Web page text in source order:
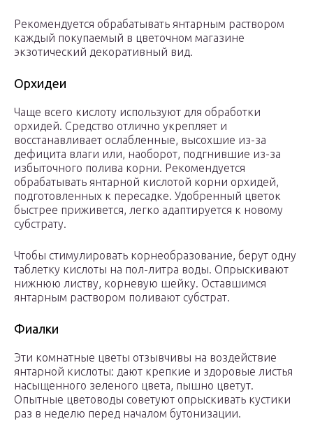
Рекомендуется обрабатывать янтарным раствором
каждый покупаемый в цветочном магазине
экзотический декоративный вид.
Орхидеи
Чаще всего кислоту используют для обработки
орхидей. Средство отлично укрепляет и
восстанавливает ослабленные, высохшие из-за
дефицита влаги или, наоборот, подгнившие из-за
избыточного полива корни. Рекомендуется
обрабатывать янтарной кислотой корни орхидей,
подготовленных к пересадке. Удобренный цветок
быстрее приживется, легко адаптируется к новому
субстрату.
Чтобы стимулировать корнеобразование, берут одну
таблетку кислоты на пол-литра воды. Опрыскивают
нижнюю листву, корневую шейку. Оставшимся
янтарным раствором поливают субстрат.
Фиалки
Эти комнатные цветы отзывчивы на воздействие
янтарной кислоты: дают крепкие и здоровые листья
насыщенного зеленого цвета, пышно цветут.
Опытные цветоводы советуют опрыскивать кустики
раз в неделю перед началом бутонизации.